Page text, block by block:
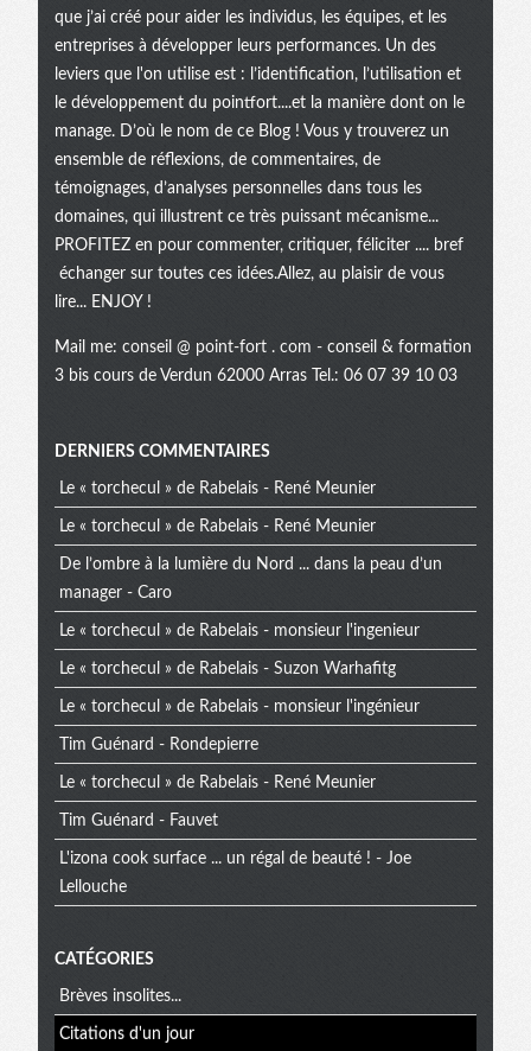
que j’ai créé pour aider les individus, les équipes, et les
entreprises à développer leurs performances. Un des
leviers que l'on utilise est : l’identification, l’utilisation et
le développement du pointfort....et la manière dont on le
manage. D’où le nom de ce Blog ! Vous y trouverez un
ensemble de réflexions, de commentaires, de
témoignages, d’analyses personnelles dans tous les
domaines, qui illustrent ce très puissant mécanisme...
PROFITEZ en pour commenter, critiquer, féliciter .... bref
échanger sur toutes ces idées.Allez, au plaisir de vous
lire... ENJOY !
Mail me: conseil @ point-fort . com - conseil & formation
3 bis cours de Verdun 62000 Arras Tel.: 06 07 39 10 03
Menu
extra
DERNIERS COMMENTAIRES
Le « torchecul » de Rabelais - René Meunier
Le « torchecul » de Rabelais - René Meunier
De l’ombre à la lumière du Nord ... dans la peau d’un
manager - Caro
Le « torchecul » de Rabelais - monsieur l'ingenieur
Le « torchecul » de Rabelais - Suzon Warhafitg
Le « torchecul » de Rabelais - monsieur l'ingénieur
Tim Guénard - Rondepierre
Le « torchecul » de Rabelais - René Meunier
Tim Guénard - Fauvet
L'izona cook surface ... un régal de beauté ! - Joe
Lellouche
CATÉGORIES
Brèves insolites...
Citations d'un jour